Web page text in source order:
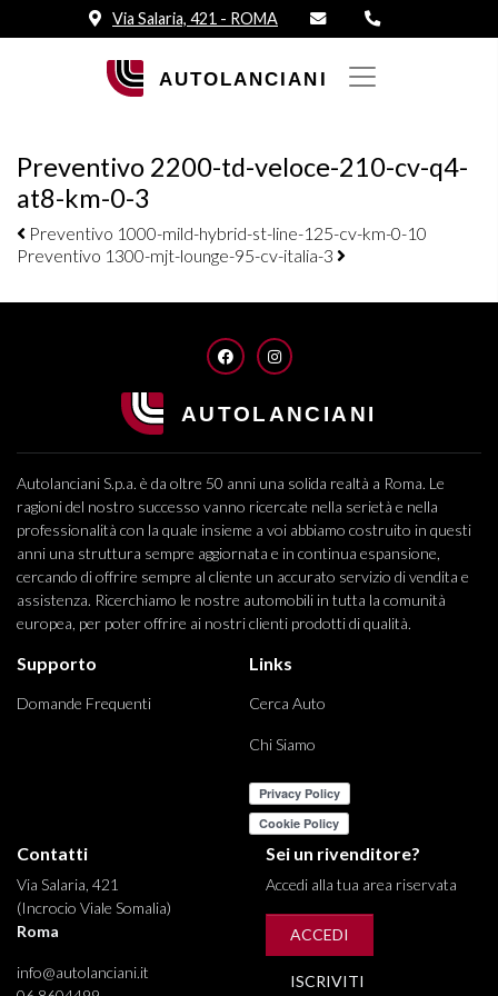
Via Salaria, 421 - ROMA
Preventivo 2200-td-veloce-210-cv-q4-
at8-km-0-3
Navigazione elementi
Preventivo 1000-mild-hybrid-st-line-125-cv-km-0-10
Preventivo 1300-mjt-lounge-95-cv-italia-3
FACEBOOKINSTAGRAM
Autolanciani S.p.a. è da oltre 50 anni una solida realtà a Roma. Le
ragioni del nostro successo vanno ricercate nella serietà e nella
professionalità con la quale insieme a voi abbiamo costruito in questi
anni una struttura sempre aggiornata e in continua espansione,
cercando di offrire sempre al cliente un accurato servizio di vendita e
assistenza. Ricerchiamo le nostre automobili in tutta la comunità
europea, per poter offrire ai nostri clienti prodotti di qualità.
Supporto
Domande Frequenti
Links
Cerca Auto
Chi Siamo
Contatti
Via Salaria, 421
(Incrocio Viale Somalia)
Roma
info@autolanciani.it
Sei un rivenditore?
Accedi alla tua area riservata
ACCEDI
ISCRIVITI